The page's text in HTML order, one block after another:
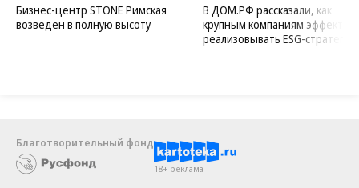
Бизнес-центр STONE Римская
возведен в полную высоту
В ДОМ.РФ рассказали, как
крупным компаниям
реализовывать ESG-стратегию
Благотворительный фонд
18+ реклама